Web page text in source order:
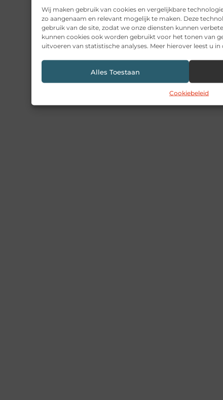
Wij maken gebruik van cookies en vergelijkbare
zo aangenaam en relevant mogelijk te maken. Deze
gebruik van de site, zodat we onze diensten kunnen
kunnen cookies ook worden gebruikt voor het tonen van
uitvoeren van statistische analyses. Meer hierover leest u in
Alles Toestaan
Cookiebeleid